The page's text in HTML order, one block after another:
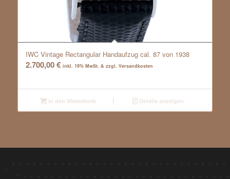
IWC Vintage Rectangular Handaufzug cal. 87 von 1938
2.700,00€ inkl. 19% MwSt. & zzgl. Versandkosten
In den Warenkorb Details anzeigen